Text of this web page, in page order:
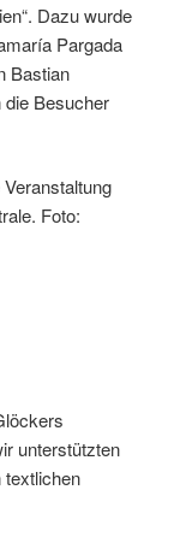
Dazu wurde
Pargada
Bastian
die Besucher
Foto:
unterstützten
textlichen